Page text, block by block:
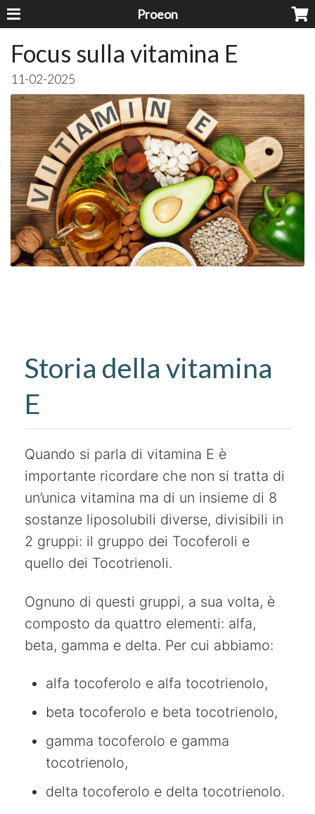
Proeon
Focus sulla vitamina E
11-02-2025
Storia della vitamina
E
Quando si parla di vitamina E è
importante ricordare che non si tratta di
un’unica vitamina ma di un insieme di 8
sostanze liposolubili diverse, divisibili in
2 gruppi: il gruppo dei Tocoferoli e
quello dei Tocotrienoli.
Ognuno di questi gruppi, a sua volta, è
composto da quattro elementi: alfa,
beta, gamma e delta. Per cui abbiamo:
alfa tocoferolo e alfa tocotrienolo,
beta tocoferolo e beta tocotrienolo,
gamma tocoferolo e gamma
tocotrienolo,
delta tocoferolo e delta tocotrienolo.